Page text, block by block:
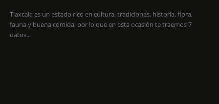
Tlaxcala es un estado rico en cultura, tradiciones, historia, flora,
fauna y buena comida, por lo que en esta ocasión te traemos 7
datos...